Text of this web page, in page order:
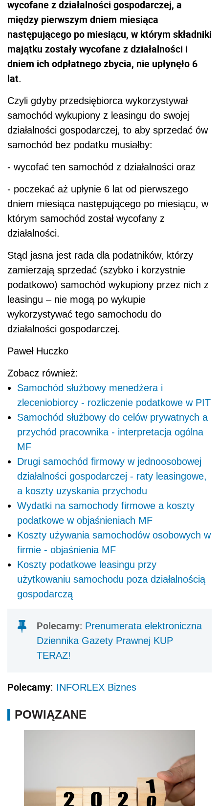
wycofane z działalności gospodarczej, a
między pierwszym dniem miesiąca
następującego po miesiącu, w którym składniki
majątku zostały wycofane z działalności i
dniem ich odpłatnego zbycia, nie upłynęło 6
lat.
Czyli gdyby przedsiębiorca wykorzystywał
samochód wykupiony z leasingu do swojej
działalności gospodarczej, to aby sprzedać ów
samochód bez podatku musiałby:
- wycofać ten samochód z działalności oraz
- poczekać aż upłynie 6 lat od pierwszego
dniem miesiąca następującego po miesiącu, w
którym samochód został wycofany z
działalności.
Stąd jasna jest rada dla podatników, którzy
zamierzają sprzedać (szybko i korzystnie
podatkowo) samochód wykupiony przez nich z
leasingu – nie mogą po wykupie
wykorzystywać tego samochodu do
działalności gospodarczej.
Paweł Huczko
Zobacz również:
Samochód służbowy menedżera i
zleceniobiorcy - rozliczenie podatkowe w PIT
Samochód służbowy do celów prywatnych a
przychód pracownika - interpretacja ogólna
MF
Drugi samochód firmowy w jednoosobowej
działalności gospodarczej - raty leasingowe,
a koszty uzyskania przychodu
Wydatki na samochody firmowe a koszty
podatkowe w objaśnieniach MF
Koszty używania samochodów osobowych w
firmie - objaśnienia MF
Koszty podatkowe leasingu przy
użytkowaniu samochodu poza działalnością
gospodarczą
Polecamy: Prenumerata elektroniczna
Dziennika Gazety Prawnej KUP
TERAZ!
Polecamy: INFORLEX Biznes
POWIĄZANE